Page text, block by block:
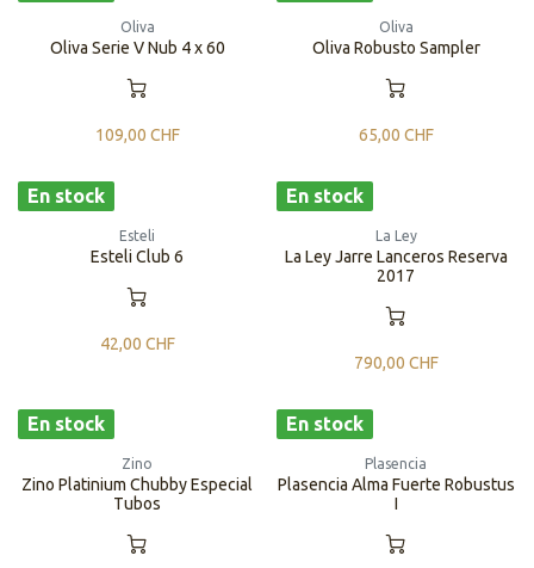
Oliva
Oliva Serie V Nub 4 x 60
109,00 CHF
Oliva
Oliva Robusto Sampler
65,00 CHF
En stock
Esteli
Esteli Club 6
42,00 CHF
En stock
La Ley
La Ley Jarre Lanceros Reserva
2017
790,00 CHF
En stock
Zino
Zino Platinium Chubby Especial
Tubos
En stock
Plasencia
Plasencia Alma Fuerte Robustus
I